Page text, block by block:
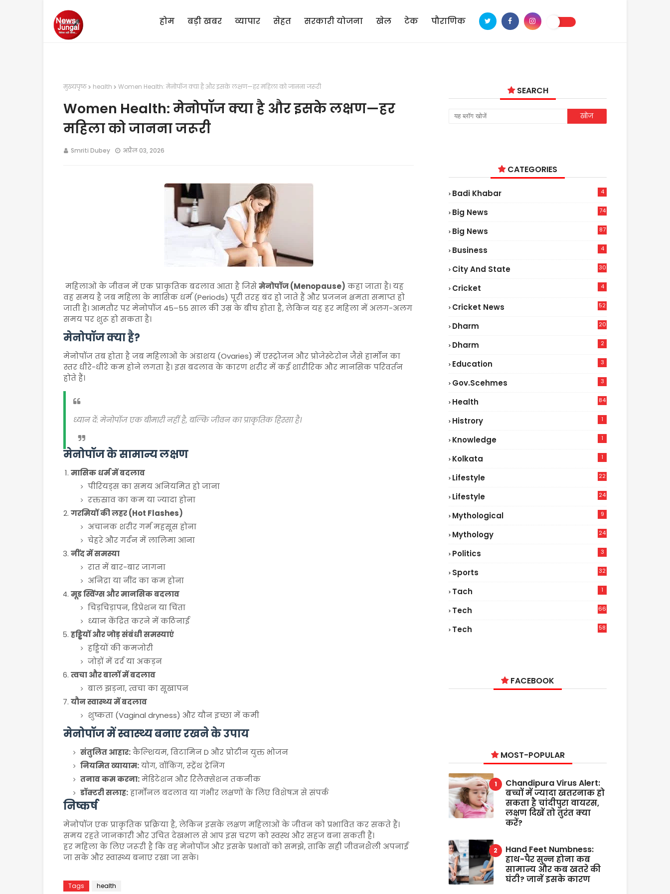
होम बड़ी खबर व्यापार सेहत सरकारी योजना खेल टेक पौराणिक
मुख्यपृष्ठ health Women Health: मेनोपॉज क्या है और इसके लक्षण—हर महिला को जानना जरूरी
Women Health: मेनोपॉज क्या है और इसके लक्षण—हर
महिला को जानना जरूरी
Smriti Dubey अप्रैल 03, 2026
महिलाओं के जीवन में एक प्राकृतिक बदलाव आता है जिसेमेनोपॉज (Menopause) कहा जाता है। यह
वह समय है जब महिला के मासिक धर्म (Periods) पूरी तरह बंद हो जाते हैं और प्रजनन क्षमता समाप्त हो
जाती है। आमतौर पर मेनोपॉज 45–55 साल की उम्र के बीच होता है, लेकिन यह हर महिला में अलग-अलग
समय पर शुरू हो सकता है।
मेनोपॉज क्या है?
मेनोपॉज तब होता है जब महिलाओं के अंडाशय (Ovaries) में एस्ट्रोजन और प्रोजेस्टेरोन जैसे हार्मोन का
स्तर धीरे-धीरे कम होने लगता है। इस बदलाव के कारण शरीर में कई शारीरिक और मानसिक परिवर्तन
होते हैं।
ध्यान दें: मेनोपॉज एक बीमारी नहीं है, बल्कि जीवन का प्राकृतिक हिस्सा है।
मेनोपॉज के सामान्य लक्षण
मासिक धर्म में बदलाव
पीरियड्स का समय अनियमित हो जाना
रक्तस्राव का कम या ज्यादा होना
गरमियों की लहर (Hot Flashes)
अचानक शरीर गर्म महसूस होना
चेहरे और गर्दन में लालिमा आना
नींद में समस्या
रात में बार-बार जागना
अनिद्रा या नींद का कम होना
मूड स्विंग्स और मानसिक बदलाव
चिड़चिड़ापन, डिप्रेशन या चिंता
ध्यान केंद्रित करने में कठिनाई
हड्डियों और जोड़ संबंधी समस्याएं
हड्डियों की कमजोरी
जोड़ों में दर्द या अकड़न
त्वचा और बालों में बदलाव
बाल झड़ना, त्वचा का सूखापन
यौन स्वास्थ्य में बदलाव
शुष्कता (Vaginal dryness) और यौन इच्छा में कमी
मेनोपॉज में स्वास्थ्य बनाए रखने के उपाय
संतुलित आहार:कैल्शियम, विटामिन D और प्रोटीन युक्त भोजन
नियमित व्यायाम:योग, वॉकिंग, स्ट्रेंथ ट्रेनिंग
तनाव कम करना:मेडिटेशन और रिलैक्सेशन तकनीक
डॉक्टरी सलाह:हार्मोनल बदलाव या गंभीर लक्षणों के लिए विशेषज्ञ से संपर्क
निष्कर्ष
मेनोपॉज एक प्राकृतिक प्रक्रिया है, लेकिन इसके लक्षण महिलाओं के जीवन को प्रभावित कर सकते हैं।
समय रहते जानकारी और उचित देखभाल से आप इस चरण को स्वस्थ और सहज बना सकती हैं।
हर महिला के लिए जरूरी है कि वह मेनोपॉज और इसके प्रभावों को समझे, ताकि सही जीवनशैली अपनाई
जा सके और स्वास्थ्य बनाए रखा जा सके।
Tags health
SEARCH
CATEGORIES
Badi Khabar 4
Big News
74
Big News
87
Business 4
City And State 30
Cricket 4
Cricket News
52
Dharm 20
Dharm 2
Education 3
Gov.scehmes 3
Health
84
Histrory 1
Knowledge 1
Kolkata 1
Lifestyle
22
Lifestyle
24
Mythological 9
Mythology 24
Politics 3
Sports 32
Tach 1
Tech
66
Tech
58
FACEBOOK
MOST-POPULAR
Chandipura Virus Alert:
बच्चों में ज्यादा खतरनाक हो
सकता है चांदीपुरा वायरस,
लक्षण दिखें तो तुरंत क्या
करें?
Hand Feet Numbness:
हाथ-पैर सुन्न होना कब
सामान्य और कब खतरे की
घंटी? जानें इसके कारण